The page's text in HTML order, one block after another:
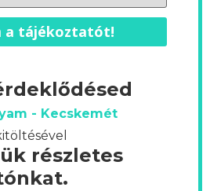
a tájékoztatót!
- Kecskemét
részletes